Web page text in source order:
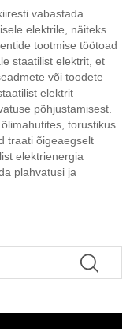
vabastada.
elektrile, näiteks
tootmise töötoad
staatilist elektrit, et
või toodete
elektrit
põhjustamisest.
torustikus
traati õigeaegselt
elektrienergia
plahvatusi ja